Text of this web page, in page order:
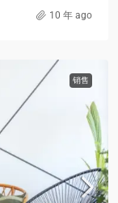
10 年 ago
销售